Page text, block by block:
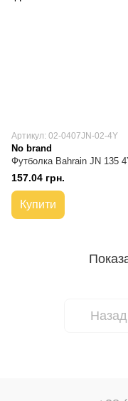
Артикул: 02-0407JN-02-4Y
No brand
Футболка Bahrain JN 135
157.04 грн.
Купити
Назад